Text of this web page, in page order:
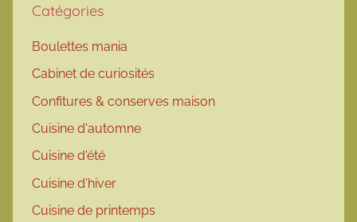
Catégories
Boulettes mania
Cabinet de curiosités
Confitures & conserves maison
Cuisine d'automne
Cuisine d'été
Cuisine d'hiver
Cuisine de printemps